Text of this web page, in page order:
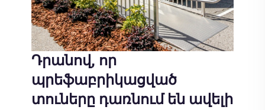
Դրանով, որ
պրեֆաբրիկացված
տուները դառնում են ավելի